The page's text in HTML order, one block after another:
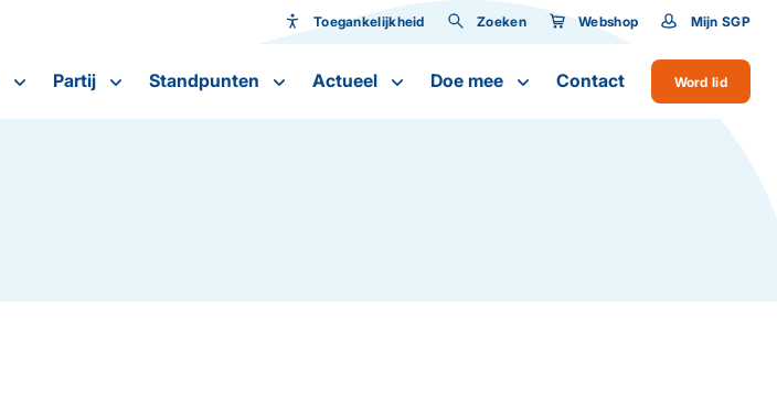
Toegankelijkheid Zoeken Webshop Mijn SGP
Word lid
Partij Standpunten Actueel Doe mee Contact